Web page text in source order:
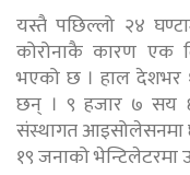
यस्तै पछिल्लो २४
कोरोनाकै कारण एक
भएको छ । हाल देशभर
छन् । ९ हजार ७ सय
संस्थागत
१९ जनाको